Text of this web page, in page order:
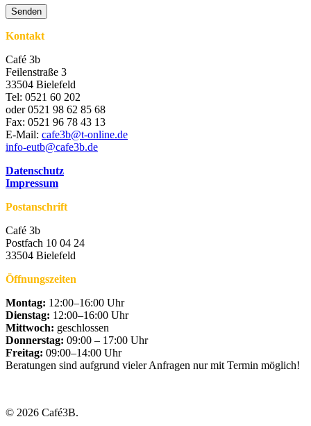
Kontakt
Café 3b
Feilenstraße 3
33504 Bielefeld
Tel: 0521 60 202
oder 0521 98 62 85 68
Fax: 0521 96 78 43 13
E-Mail: cafe3b@t-online.de
info-eutb@cafe3b.de
Datenschutz
Impressum
Postanschrift
Café 3b
Postfach 10 04 24
33504 Bielefeld
Öffnungszeiten
Montag: 12:00–16:00 Uhr
Dienstag: 12:00–16:00 Uhr
Mittwoch: geschlossen
Donnerstag: 09:00 – 17:00 Uhr
Freitag: 09:00–14:00 Uhr
Beratungen sind aufgrund vieler Anfragen nur mit Termin möglich!
© 2026 Café3B.